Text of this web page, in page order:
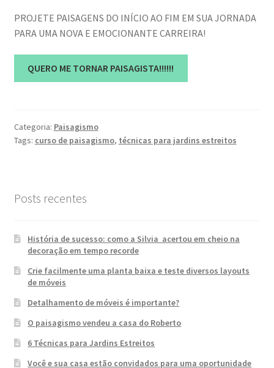
PROJETE PAISAGENS DO INÍCIO AO FIM EM SUA JORNADA
PARA UMA NOVA E EMOCIONANTE CARREIRA!
QUERO ME TORNAR PAISAGISTA!!!!!!
Categoria: Paisagismo
Tags: curso de paisagismo, técnicas para jardins estreitos
Posts recentes
História de sucesso: como a Silvia acertou em cheio na
decoração em tempo recorde
Crie facilmente uma planta baixa e teste diversos layouts
de móveis
Detalhamento de móveis é importante?
O paisagismo vendeu a casa do Roberto
6 Técnicas para Jardins Estreitos
Você e sua casa estão convidados para uma oportunidade